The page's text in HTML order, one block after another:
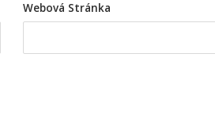
Webová Stránka